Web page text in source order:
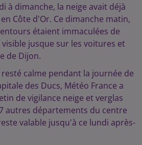
à dimanche, la neige avait déjà
Côte d'Or. Ce dimanche matin,
étaient immaculées de
jusque sur les voitures et
de Dijon.
calme pendant la journée de
des Ducs, Météo France a
de vigilance neige et verglas
autres départements du centre
valable jusqu'à ce lundi après-